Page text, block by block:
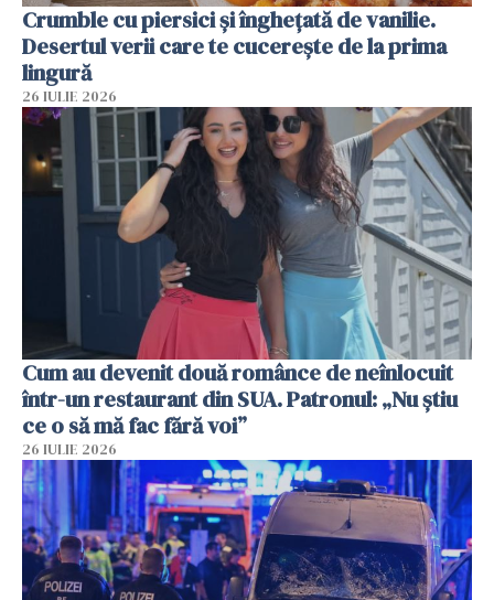
Crumble cu piersici și înghețată de vanilie.
Desertul verii care te cucerește de la prima
lingură
26 IULIE 2026
Cum au devenit două românce de neînlocuit
într-un restaurant din SUA. Patronul: „Nu știu
ce o să mă fac fără voi”
26 IULIE 2026